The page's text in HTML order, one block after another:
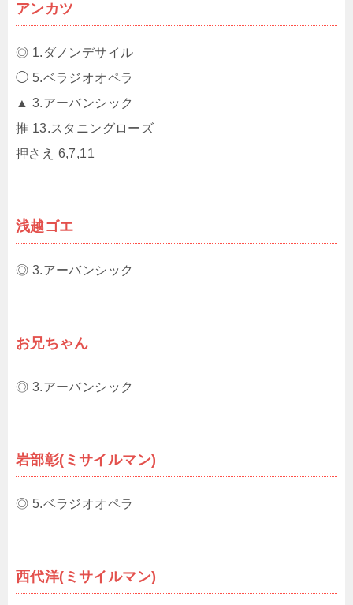
アンカツ
◎ 1.ダノンデサイル
◯ 5.ベラジオオペラ
▲ 3.アーバンシック
推 13.スタニングローズ
押さえ 6,7,11
浅越ゴエ
◎ 3.アーバンシック
お兄ちゃん
◎ 3.アーバンシック
岩部彰(ミサイルマン)
◎ 5.ベラジオオペラ
西代洋(ミサイルマン)